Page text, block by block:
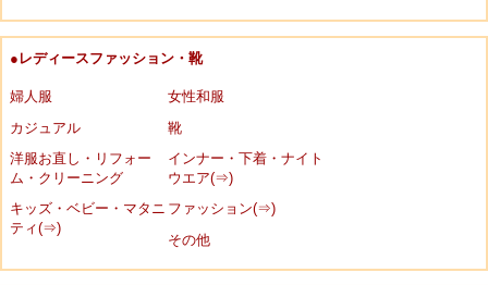
●レディースファッション・靴
婦人服
女性和服
カジュアル
靴
洋服お直し・リフォー
ム・クリーニング
インナー・下着・ナイト
ウエア(⇒)
キッズ・ベビー・マタニ
ティ(⇒)
ファッション(⇒)
その他